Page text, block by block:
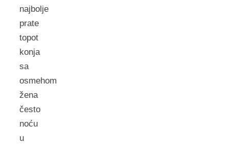
najbolje
prate
topot
konja
sa
osmehom
žena
često
noću
u